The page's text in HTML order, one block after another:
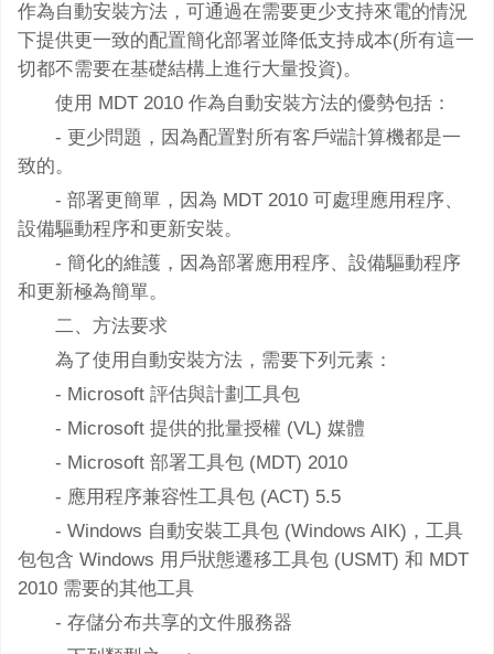
作為自動安裝方法，可通過在需要更少支持來電的情況
下提供更一致的配置簡化部署並降低支持成本(所有這一
切都不需要在基礎結構上進行大量投資)。
使用 MDT 2010 作為自動安裝方法的優勢包括：
- 更少問題，因為配置對所有客戶端計算機都是一
致的。
- 部署更簡單，因為 MDT 2010 可處理應用程序、
設備驅動程序和更新安裝。
- 簡化的維護，因為部署應用程序、設備驅動程序
和更新極為簡單。
二、方法要求
為了使用自動安裝方法，需要下列元素：
- Microsoft 評估與計劃工具包
- Microsoft 提供的批量授權 (VL) 媒體
- Microsoft 部署工具包 (MDT) 2010
- 應用程序兼容性工具包 (ACT) 5.5
- Windows 自動安裝工具包 (Windows AIK)，工具
包包含 Windows 用戶狀態遷移工具包 (USMT) 和 MDT
2010 需要的其他工具
- 存儲分布共享的文件服務器